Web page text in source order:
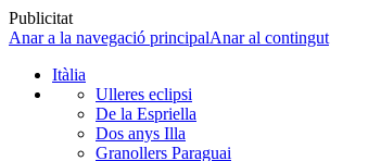
Publicitat
Anar a la navegació principalAnar al contingut
Itàlia
Ulleres eclipsi
De la Espriella
Dos anys Illa
Granollers Paraguai